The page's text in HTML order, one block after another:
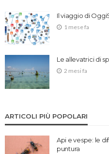
Il viaggio di
1 mese fa
Le allevatrici di
2 mesi fa
ARTICOLI PIÙ POPOLARI
Api e vespe: le
puntura